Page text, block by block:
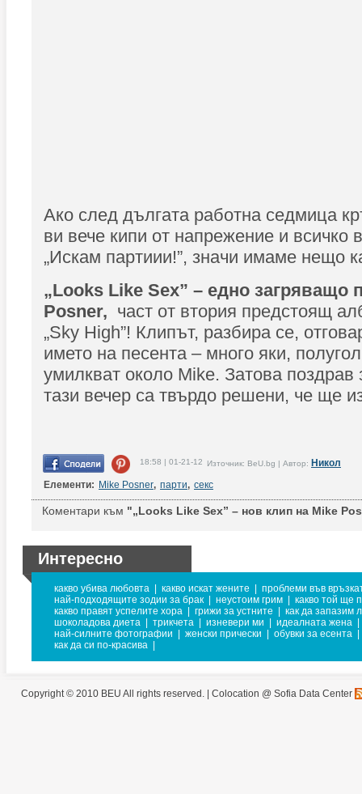
Ако след дългата работна седмица
ви вече кипи от напрежение и всичко
„Искам партиии!”, значи имаме нещо
„Looks Like Sex” – едно загряващо
Posner, част от втория предстоящ
„Sky High”! Клипът, разбира се,
името на песента – много яки,
умилкват около Mike. Затова поздрав
тази вечер са твърдо решени, че ще
18:58 | 01-21-12 Източник: BeU.bg | Автор: Никол
Елементи: Mike Posner, парти, секс
Коментари към "„Looks Like Sex” – нов клип на Mike
Интересно
какво убива любовта какво искат жените
проблеми във
най-подходящите зодии за брак
неустоим грим
какво той ще
какво правят успелите хора
грижи за устните
как да запазим
шоколадова диета
трикчета изневери ми идеалната жена
най-силните фотографии
женски прически обувки за есента
как да си по-красива
Copyright © 2010 BEU All rights reserved. | Colocation @ Sofia Data Center